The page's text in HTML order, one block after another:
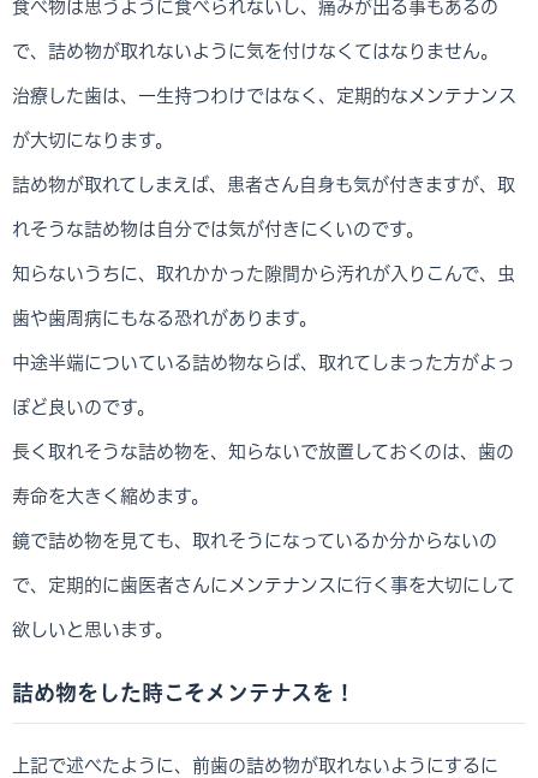
食べ物は思うように食べられないし、痛みが出る事もあるの
で、詰め物が取れないように気を付けなくてはなりません。
治療した歯は、一生持つわけではなく、定期的なメンテナンス
が大切になります。
詰め物が取れてしまえば、患者さん自身も気が付きますが、取
れそうな詰め物は自分では気が付きにくいのです。
知らないうちに、取れかかった隙間から汚れが入りこんで、虫
歯や歯周病にもなる恐れがあります。
中途半端についている詰め物ならば、取れてしまった方がよっ
ぽど良いのです。
長く取れそうな詰め物を、知らないで放置しておくのは、歯の
寿命を大きく縮めます。
鏡で詰め物を見ても、取れそうになっているか分からないの
で、定期的に歯医者さんにメンテナンスに行く事を大切にして
欲しいと思います。
詰め物をした時こそメンテナスを！
上記で述べたように、前歯の詰め物が取れないようにするに